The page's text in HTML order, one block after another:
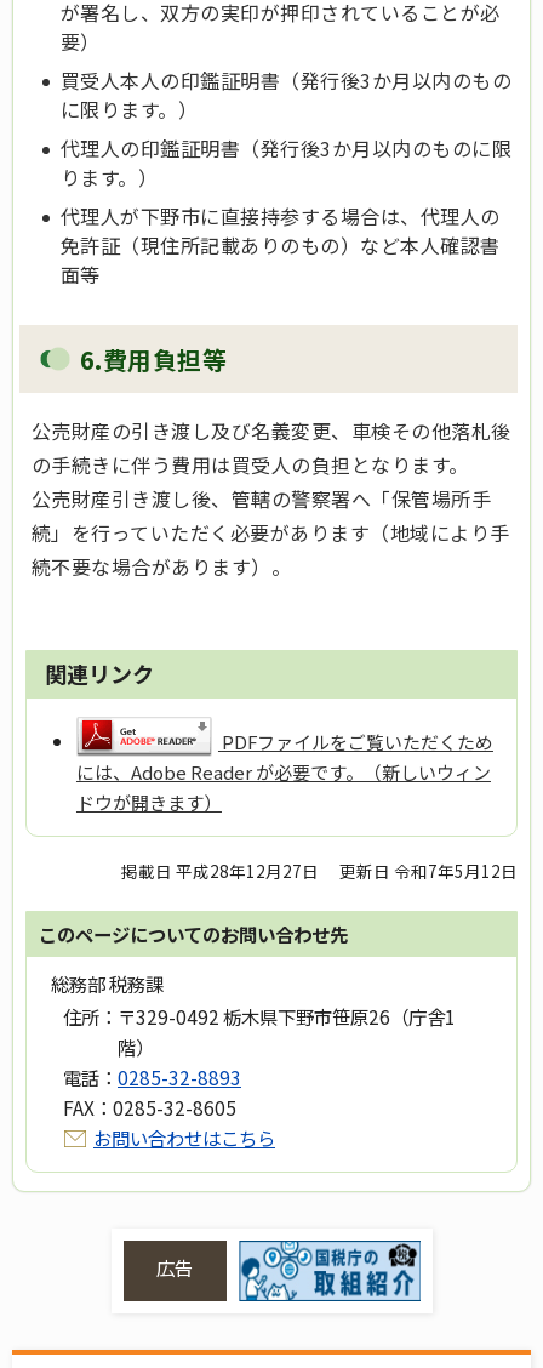
が署名し、双方の実印が押印されていることが必
要）
買受人本人の印鑑証明書（発行後3か月以内のもの
に限ります。）
代理人の印鑑証明書（発行後3か月以内のものに限
ります。）
代理人が下野市に直接持参する場合は、代理人の
免許証（現住所記載ありのもの）など本人確認書
面等
6.費用負担等
公売財産の引き渡し及び名義変更、車検その他落札後
の手続きに伴う費用は買受人の負担となります。
公売財産引き渡し後、管轄の警察署へ「保管場所手
続」を行っていただく必要があります（地域により手
続不要な場合があります）。
関連リンク
PDFファイルをご覧いただくため
には、Adobe Reader が必要です。（新しいウィン
ドウが開きます）
掲載日 平成28年12月27日 更新日 令和7年5月12日
このページについてのお問い合わせ先
総務部 税務課
住所： 〒329-0492 栃木県下野市笹原26（庁舎1
階）
電話： 0285-32-8893
FAX： 0285-32-8605
お問い合わせはこちら
広告